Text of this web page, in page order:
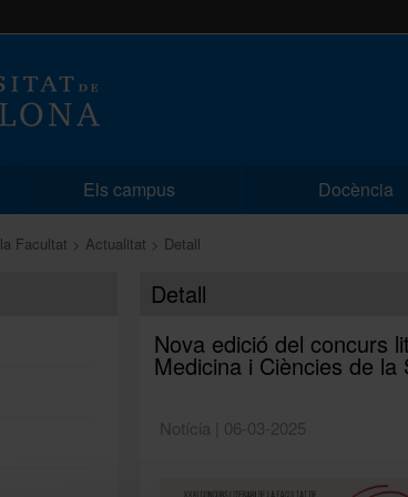
Els campus Docència
Facultat Actualitat Detall
Detall
Nova edició del concurs
Medicina i Ciències de
Notícia | 06-03-2025